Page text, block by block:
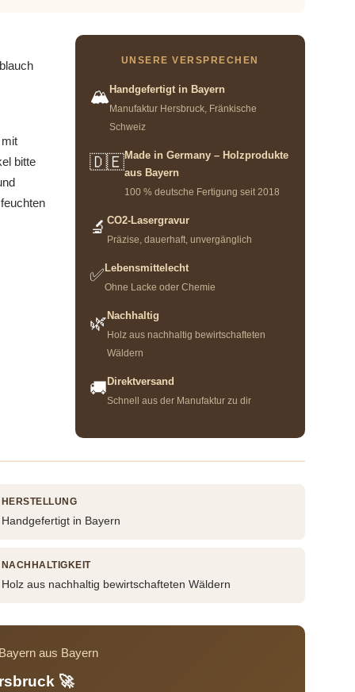
bitte
UNSERE VERSPRECHEN
🏔️ Handgefertigt in Bayern
Manufaktur Hersbruck, Fränkische
Schweiz
🇩🇪Made in Germany – Holzprodukte
aus Bayern
100 % deutsche Fertigung seit 2018
🔬 CO2-Lasergravur
Präzise, dauerhaft, unvergänglich
✅ Lebensmittelecht
Ohne Lacke oder Chemie
🌿 Nachhaltig
Holz aus nachhaltig bewirtschafteten
Wäldern
🚚 Direktversand
Schnell aus der Manufaktur zu dir
HERSTELLUNG
Handgefertigt in Bayern
NACHHALTIGKEIT
Holz aus nachhaltig bewirtschafteten Wäldern
aus Bayern
🚀